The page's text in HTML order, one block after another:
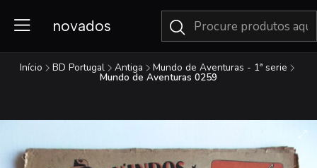
novados
Início BD Portugal Antiga Mundo de Aventuras - 1ª serie
Mundo de Aventuras 0259